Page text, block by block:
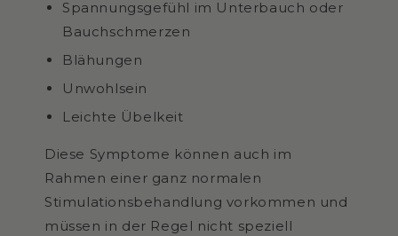
Spannungsgefühl im Unterbauch oder
Bauchschmerzen
Blähungen
Unwohlsein
Leichte Übelkeit
Diese Symptome können auch im
Rahmen einer ganz normalen
Stimulationsbehandlung vorkommen und
müssen in der Regel nicht speziell